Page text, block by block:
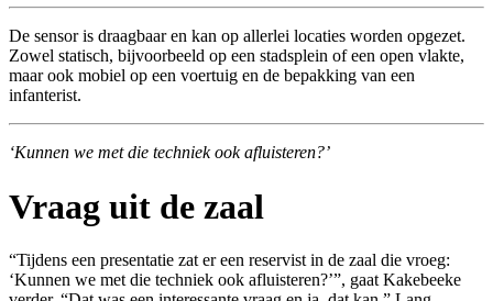
De sensor is draagbaar en kan op allerlei locaties worden opgezet.
Zowel statisch, bijvoorbeeld op een stadsplein of een open vlakte,
maar ook mobiel op een voertuig en de bepakking van een
infanterist.
‘Kunnen we met die techniek ook afluisteren?’
Vraag uit de zaal
“Tijdens een presentatie zat er een reservist in de zaal die vroeg:
‘Kunnen we met die techniek ook afluisteren?’”, gaat Kakebeeke